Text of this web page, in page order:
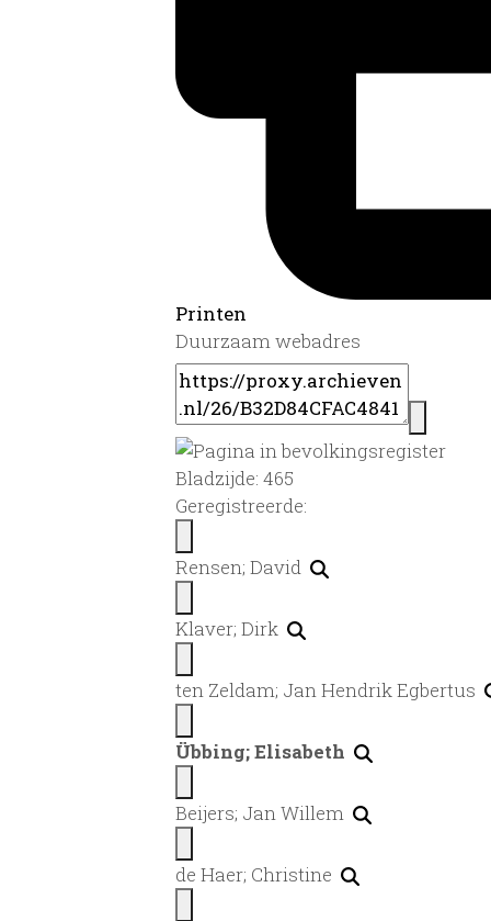
Printen
Duurzaam webadres
Bladzijde: 465
Geregistreerde:
Rensen; David
Klaver; Dirk
ten Zeldam; Jan Hendrik Egbertus
Übbing; Elisabeth
Beijers; Jan Willem
de Haer; Christine